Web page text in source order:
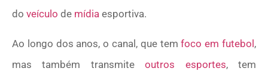
do veículo de mídia esportiva.
Ao longo dos anos, o canal, que temfoco em futebol,
mas também transmiteoutros esportes, tem